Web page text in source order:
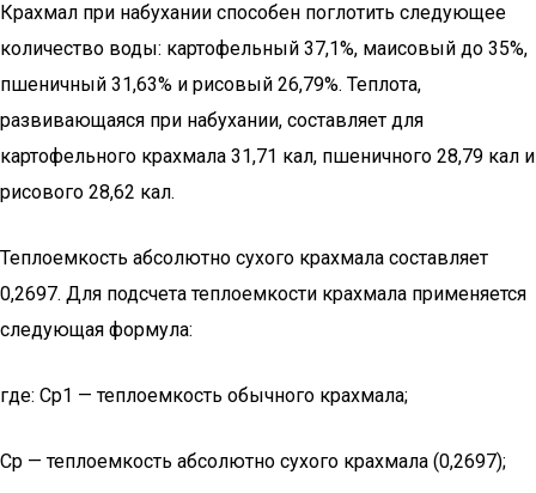
Крахмал при набухании способен поглотить следующее
коли­чество воды: картофельный 37,1%, маисовый до 35%,
пшеничный 31,63% и рисовый 26,79%. Теплота,
развивающаяся при набухании, составляет для
картофельного крахмала 31,71 кал, пшеничного 28,79 кал и
рисового 28,62 кал.
Теплоемкость абсолютно сухого крахмала составляет
0,2697. Для подсчета теплоемкости крахмала применяется
следующая фор­мула:
где: Ср1 — теплоемкость обычного крахмала;
Ср — теплоемкость абсолютно сухого крахмала (0,2697);